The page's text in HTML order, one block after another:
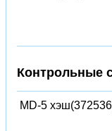
Контрольные
MD-5